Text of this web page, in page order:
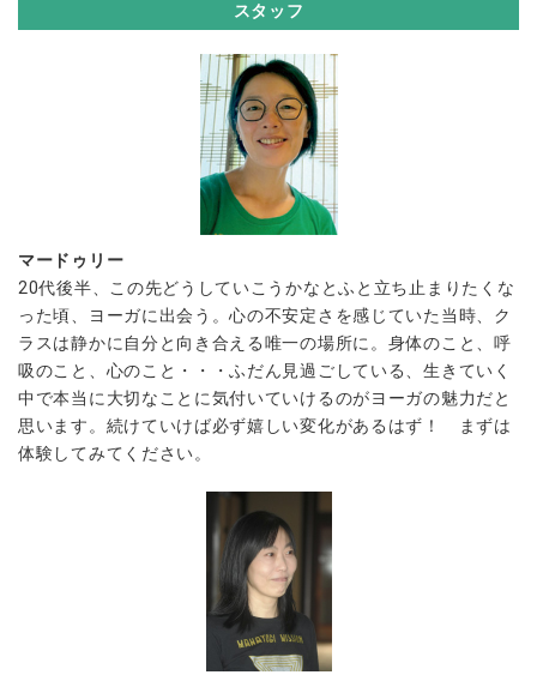
スタッフ
マードゥリー
20代後半、この先どうしていこうかなとふと立ち止まりたくな
った頃、ヨーガに出会う。心の不安定さを感じていた当時、ク
ラスは静かに自分と向き合える唯一の場所に。身体のこと、呼
吸のこと、心のこと・・・ふだん見過ごしている、生きていく
中で本当に大切なことに気付いていけるのがヨーガの魅力だと
思います。続けていけば必ず嬉しい変化があるはず！ まずは
体験してみてください。